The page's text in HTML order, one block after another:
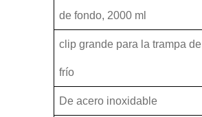
de fondo, 2000 ml
clip grande para la trampa de
frío
De acero inoxidable